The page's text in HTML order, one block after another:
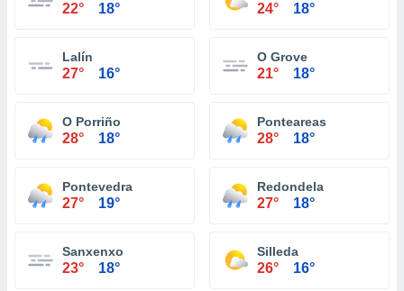
22° 18° 24° 18°
Lalín
27° 16°
O Grove
21° 18°
O Porriño
28° 18°
Ponteareas
28° 18°
Pontevedra
27° 19°
Redondela
27° 18°
Sanxenxo
23° 18°
Silleda
26° 16°